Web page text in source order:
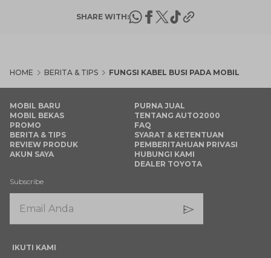
SHARE WITH:
HOME BERITA & TIPS FUNGSI KABEL BUSI PADA MOBIL
MOBIL BARU
MOBIL BEKAS
PROMO
BERITA & TIPS
REVIEW PRODUK
AKUN SAYA
PURNA JUAL
TENTANG AUTO2000
FAQ
SYARAT & KETENTUAN
PEMBERITAHUAN PRIVASI
HUBUNGI KAMI
DEALER TOYOTA
Subscribe
IKUTI KAMI